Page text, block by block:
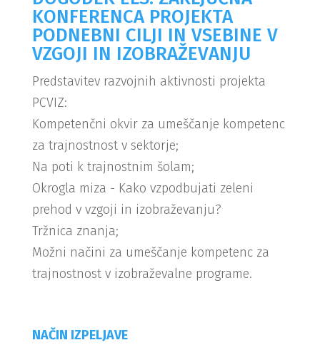
KONFERENCA PROJEKTA
PODNEBNI CILJI IN VSEBINE V
VZGOJI IN IZOBRAŽEVANJU
Predstavitev razvojnih aktivnosti projekta
PCVIZ:
Kompetenčni okvir za umeščanje kompetenc
za trajnostnost v sektorje;
Na poti k trajnostnim šolam;
Okrogla miza - Kako vzpodbujati zeleni
prehod v vzgoji in izobraževanju?
Tržnica znanja;
Možni načini za umeščanje kompetenc za
trajnostnost v izobraževalne programe.
NAČIN IZPELJAVE